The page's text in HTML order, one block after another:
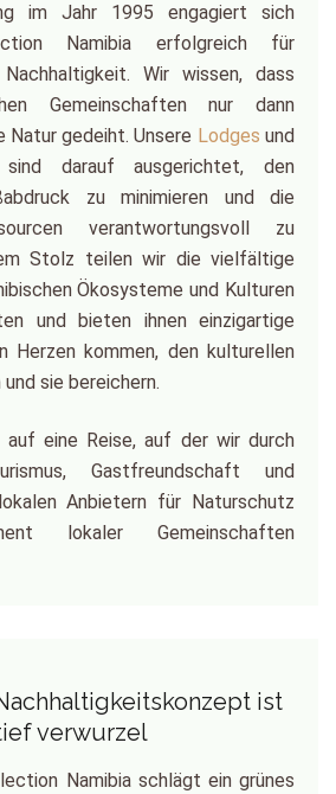
im Jahr 1995 engagiert sich
Namibia erfolgreich für
Wir wissen, dass
Gemeinschaften nur dann
Natur gedeiht. Unsere Lodges und
darauf ausgerichtet, den
zu minimieren und die
verantwortungsvoll zu
Stolz teilen wir die vielfältige
Ökosysteme und Kulturen
und bieten ihnen einzigartige
Herzen kommen, den kulturellen
sie bereichern.
auf eine Reise, auf der wir durch
Gastfreundschaft und
Anbietern für Naturschutz
lokaler Gemeinschaften
ist
verwurzel
Namibia schlägt ein grünes